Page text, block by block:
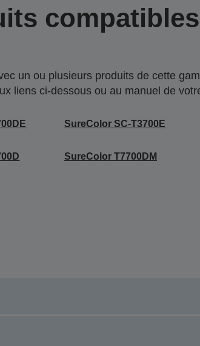
compatibles
un ou plusieurs produits de cette
liens ci-dessous ou au manuel de
SureColor SC-T3700E
SureColor T7700DM